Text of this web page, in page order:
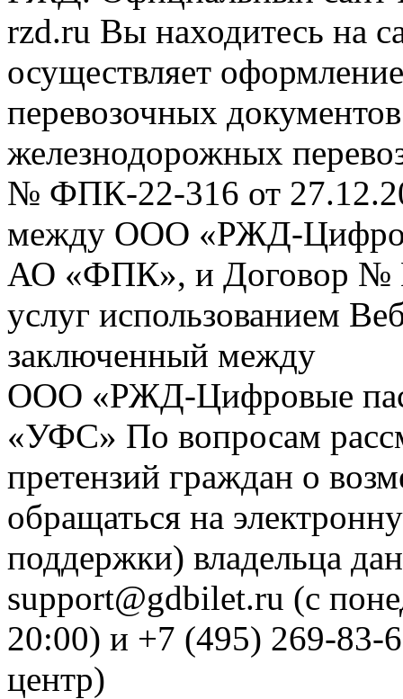
rzd.ru Вы находитесь на
осуществляет
перевозочных
железнодорожных
№ ФПК-22-316 от
между ООО «РЖД-
АО «ФПК», и Договор №
услуг использованием
заключенный между
ООО «РЖД-Цифровые
«УФС» По вопросам
претензий граждан о
обращаться на
поддержки) владельца
support@gdbilet.ru (с
20:00) и +7 (495) 269-83-
центр)